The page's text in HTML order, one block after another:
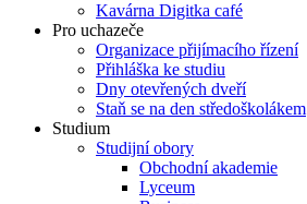
Kavárna Digitka café
Pro uchazeče
Organizace přijímacího řízení
Přihláška ke studiu
Dny otevřených dveří
Staň se na den středoškolákem
Studium
Studijní obory
Obchodní akademie
Lyceum